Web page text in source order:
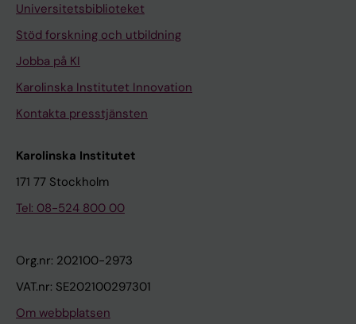
Universitetsbiblioteket
Stöd forskning och utbildning
Jobba på KI
Karolinska Institutet Innovation
Kontakta presstjänsten
Karolinska Institutet
171 77 Stockholm
Tel: 08-524 800 00
Org.nr: 202100-2973
VAT.nr: SE202100297301
Om webbplatsen